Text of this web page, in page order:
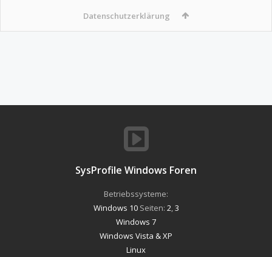
Datenschutzerklärung
SysProfile Windows Foren
Betriebssysteme:
Windows 10Seiten: 2 3
Windows 7
Windows Vista & XP
Linux